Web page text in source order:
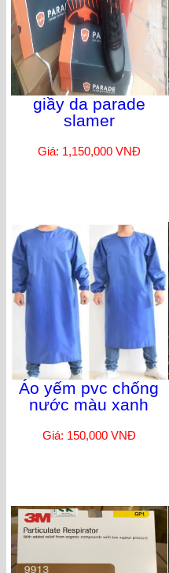
giầy da parade
slamer
Giá: 1,150,000 VNĐ
Áo yếm pvc chống
nước màu xanh
Giá: 150,000 VNĐ